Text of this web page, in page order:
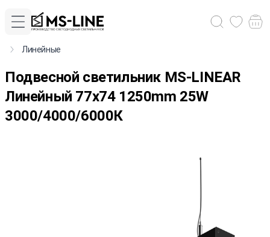
Линейные
Подвесной светильник MS-LINEAR
Линейный 77х74 1250mm 25W
3000/4000/6000К